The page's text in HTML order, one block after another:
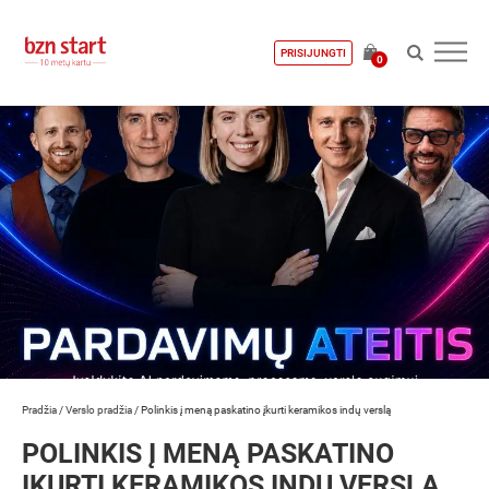
PRISIJUNGTI
0
Pradžia /Verslo pradžia /Polinkis į meną paskatino įkurti keramikos indų verslą
POLINKIS Į MENĄ PASKATINO